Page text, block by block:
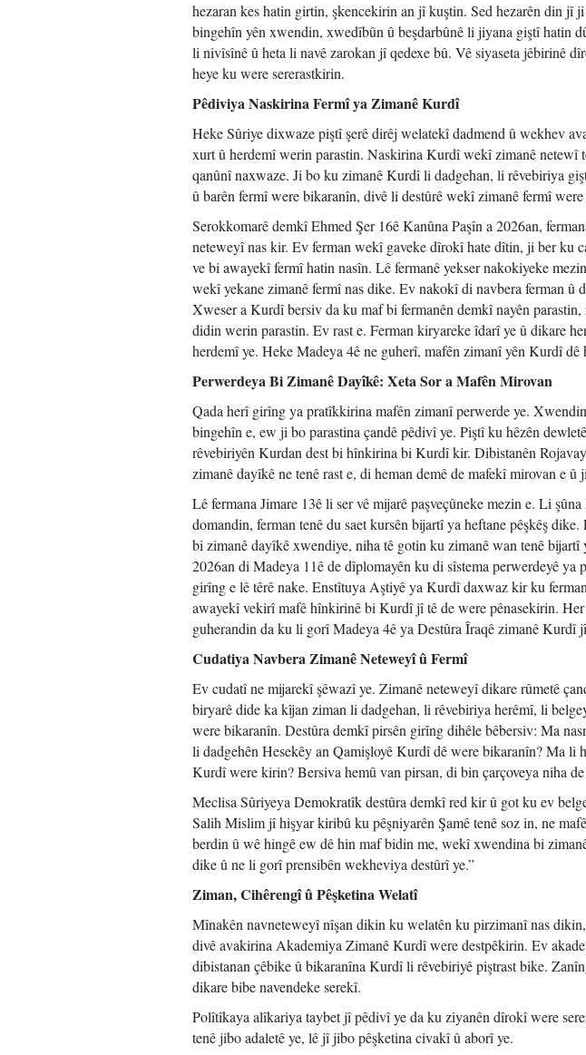
hezaran kes hatin girtin, şkencekirin an jî kuştin. Sed hezarên din jî
bingehîn yên xwendin, xwedîbûn û beşdarbûnê li jiyana giştî hatin
li nivîsînê û heta li navê zarokan jî qedexe bû. Vê siyaseta jêbirinê
heye ku were sererastkirin.
Pêdiviya Naskirina Fermî ya Zimanê Kurdî
Heke Sûriye dixwaze piştî şerê dirêj welatekî dadmend û wekhev
xurt û herdemî werin parastin. Naskirina Kurdî wekî zimanê netewî
qanûnî naxwaze. Ji bo ku zimanê Kurdî li dadgehan, li rêvebiriya
û barên fermî were bikaranîn, divê li destûrê wekî zimanê fermî
Serokkomarê demkî Ehmed Şer 16ê Kanûna Paşîn a 2026an,
neteweyî nas kir. Ev ferman wekî gaveke dîrokî hate dîtin, ji ber ku
ve bi awayekî fermî hatin nasîn. Lê fermanê yekser nakokiyeke
wekî yekane zimanê fermî nas dike. Ev nakokî di navbera ferman û
Xweser a Kurdî bersiv da ku maf bi fermanên demkî nayên
didin werin parastin. Ev rast e. Ferman kiryareke îdarî ye û dikare
herdemî ye. Heke Madeya 4ê ne guherî, mafên zimanî yên Kurdî
Perwerdeya Bi Zimanê Dayîkê: Xeta Sor a Mafên Mirovan
Qada herî girîng ya pratîkkirina mafên zimanî perwerde ye.
bingehîn e, ew ji bo parastina çandê pêdivî ye. Piştî ku hêzên
rêvebiriyên Kurdan dest bi hînkirina bi Kurdî kir. Dibistanên
zimanê dayîkê ne tenê rast e, di heman demê de mafekî mirovan e û
Lê fermana Jimare 13ê li ser vê mijarê paşveçûneke mezin e. Li
domandin, ferman tenê du saet kursên bijartî ya heftane pêşkêş
bi zimanê dayîkê xwendiye, niha tê gotin ku zimanê wan tenê bijartî
2026an di Madeya 11ê de dîplomayên ku di sîstema perwerdeyê
girîng e lê têrê nake. Enstîtuya Aştiyê ya Kurdî daxwaz kir ku
awayekî vekirî mafê hînkirinê bi Kurdî jî tê de were pênasekirin.
guherandin da ku li gorî Madeya 4ê ya Destûra Îraqê zimanê Kurdî
Cudatiya Navbera Zimanê Neteweyî û Fermî
Ev cudatî ne mijarekî şêwazî ye. Zimanê neteweyî dikare rûmetê
biryarê dide ka kîjan ziman li dadgehan, li rêvebiriya herêmî, li
were bikaranîn. Destûra demkî pirsên girîng dihêle bêbersiv: Ma
li dadgehên Hesekêy an Qamişloyê Kurdî dê were bikaranîn? Ma li
Kurdî were kirin? Bersiva hemû van pirsan, di bin çarçoveya niha
Meclisa Sûriyeya Demokratîk destûra demkî red kir û got ku ev
Salih Mislim jî hişyar kiribû ku pêşniyarên Şamê tenê soz in, ne
berdin û wê hingê ew dê hin maf bidin me, wekî xwendina bi
dike û ne li gorî prensibên wekheviya destûrî ye.”
Ziman, Cihêrengî û Pêşketina Welatî
Mînakên navneteweyî nîşan dikin ku welatên ku pirzimanî nas
divê avakirina Akademiya Zimanê Kurdî were destpêkirin. Ev
dibistanan çêbike û bikaranîna Kurdî li rêvebiriyê piştrast bike.
dikare bibe navendeke serekî.
Polîtîkaya alîkariya taybet jî pêdivî ye da ku ziyanên dîrokî were
tenê jibo adaletê ye, lê jî jibo pêşketina civakî û aborî ye.